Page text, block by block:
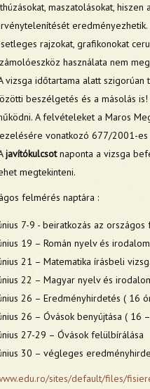
maszatolásokat,
rajzokat, grafikonokat
használata nem
vizsga időtartama alatt
beszélgetés és a másolás
A felvételeket a Maros
vonatkozó 677/2001-
javítókulcsotnaponta a vizsga
megtekinteni.
felmérés naptára :
7-9 - beiratkozás az
19 – Román nyelv és
21 – Matematika írásbeli
22 – Magyar nyelv és
26 – Eredményhirdetés ( 16
26 – Óvások benyújtása ( 16
27-29 – Óvások felülbírálása
30 – végleges
sites/default/files/